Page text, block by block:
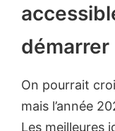
démarrer
On pourrait
mais l’année
Les meilleures